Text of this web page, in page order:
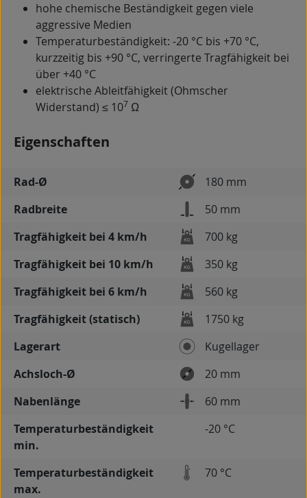
hohe chemische Beständigkeit gegen viele
aggressive Medien
Temperaturbeständigkeit: -20 °C bis +70 °C,
kurzzeitig bis +90 °C, verringerte Tragfähigkeit bei
über +40 °C
elektrische Ableitfähigkeit (Ohmscher
Widerstand) ≤ 107 Ω
Eigenschaften
Rad-Ø
180 mm
Radbreite
50 mm
Tragfähigkeit bei 4 km/h
700 kg
Tragfähigkeit bei 10 km/h
350 kg
Tragfähigkeit bei 6 km/h
560 kg
Tragfähigkeit (statisch)
1750 kg
Lagerart
Kugellager
Achsloch-Ø
20 mm
Nabenlänge
60 mm
Temperaturbeständigkeit
min.
-20 °C
Temperaturbeständigkeit
max.
70 °C